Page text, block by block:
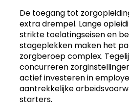
De toegang tot
extra drempel. Lange
strikte toelatingseisen en
stageplekken maken het
zorgberoep complex.
concurreren
actief investeren in
aantrekkelijke
starters.